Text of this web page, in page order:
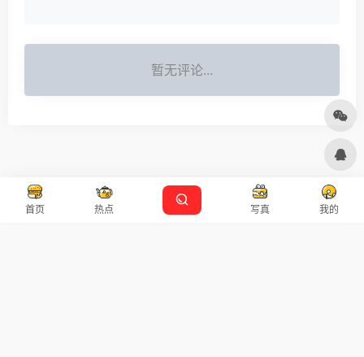
暂无评论...
首页 热点 写真 我的